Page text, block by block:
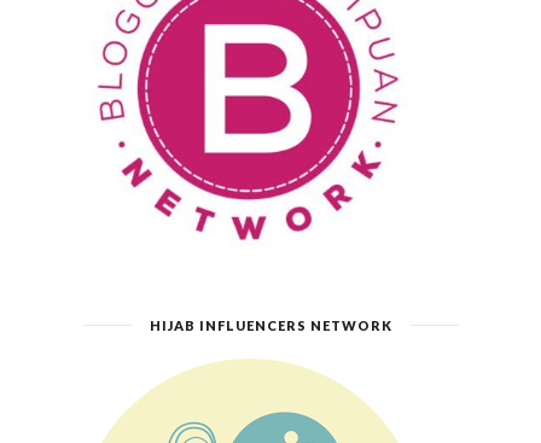
HIJAB INFLUENCERS NETWORK